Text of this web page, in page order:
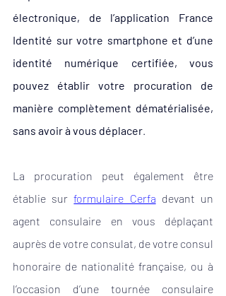
électronique, de l’application France
Identité sur votre smartphone et d’une
identité numérique certifiée, vous
pouvez établir votre procuration de
manière complètement dématérialisée,
sans avoir à vous déplacer.
La procuration peut également être
établie sur formulaire Cerfa devant un
agent consulaire en vous déplaçant
auprès de votre consulat, de votre consul
honoraire de nationalité française, ou à
l’occasion d’une tournée consulaire